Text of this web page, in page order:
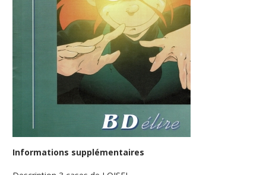
Informations supplémentaires